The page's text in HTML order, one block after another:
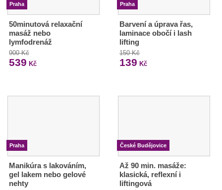
Praha
50minutová relaxační
masáž nebo
lymfodrenáž
900 Kč
539 Kč
Praha
Barvení a úprava řas,
laminace obočí i lash
lifting
150 Kč
139 Kč
Praha
Manikúra s lakováním,
gel lakem nebo gelové
nehty
České Budějovice
Až 90 min. masáže:
klasická, reflexní i
liftingová